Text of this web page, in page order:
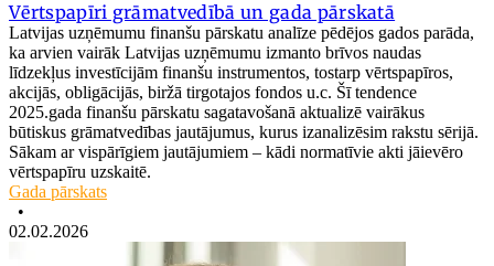
Vērtspapīri grāmatvedībā un gada pārskatā
Latvijas uzņēmumu finanšu pārskatu analīze pēdējos gados parāda,
ka arvien vairāk Latvijas uzņēmumu izmanto brīvos naudas
līdzekļus investīcijām finanšu instrumentos, tostarp vērtspapīros,
akcijās, obligācijās, biržā tirgotajos fondos u.c. Šī tendence
2025.gada finanšu pārskatu sagatavošanā aktualizē vairākus
būtiskus grāmatvedības jautājumus, kurus izanalizēsim rakstu sērijā.
Sākam ar vispārīgiem jautājumiem – kādi normatīvie akti jāievēro
vērtspapīru uzskaitē.
Gada pārskats
•
02.02.2026